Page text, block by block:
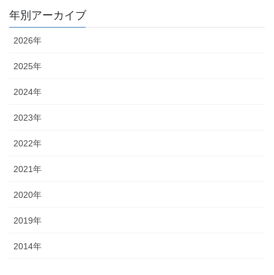
年別アーカイブ
2026年
2025年
2024年
2023年
2022年
2021年
2020年
2019年
2014年